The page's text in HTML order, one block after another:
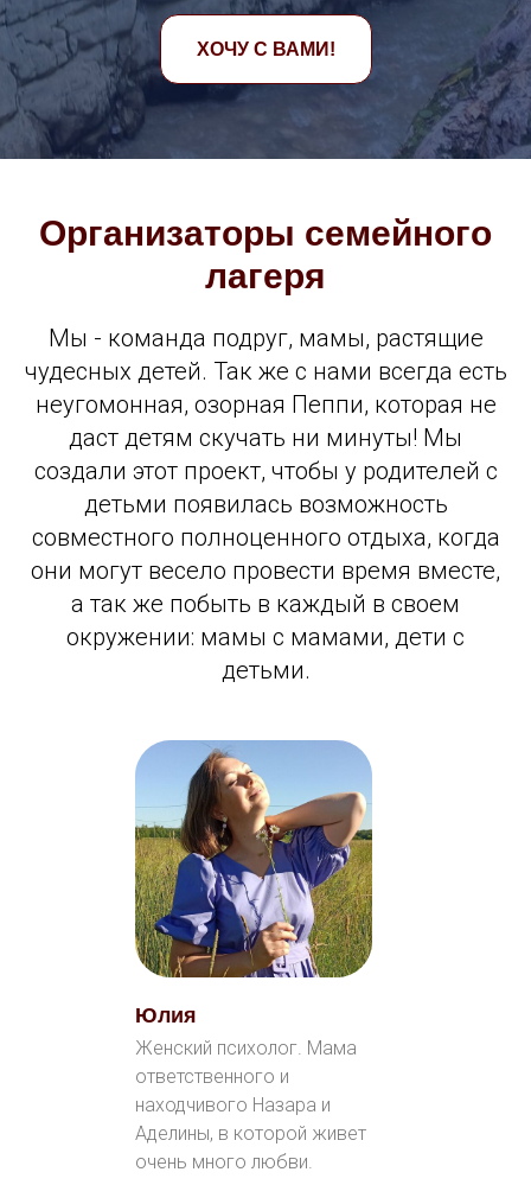
ХОЧУ С ВАМИ!
Организаторы семейного
лагеря
Мы - команда подруг, мамы, растящие
чудесных детей. Так же с нами всегда есть
неугомонная, озорная Пеппи, которая не
даст детям скучать ни минуты! Мы
создали этот проект, чтобы у родителей с
детьми появилась возможность
совместного полноценного отдыха, когда
они могут весело провести время вместе,
а так же побыть в каждый в своем
окружении: мамы с мамами, дети с
детьми.
Юлия
Женский психолог. Мама
ответственного и
находчивого Назара и
Аделины, в которой живет
очень много любви.